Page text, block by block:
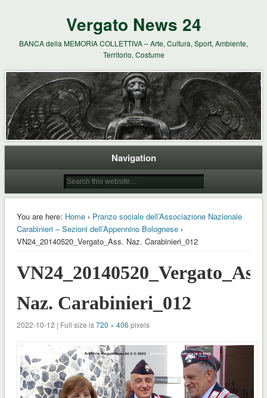
Vergato News 24
BANCA della MEMORIA COLLETTIVA – Arte, Cultura, Sport, Ambiente,
Territorio, Costume
Navigation
You are here: Home› Pranzo sociale dell’Associazione Nazionale
Carabinieri – Sezioni dell’Appennino Bolognese›
VN24_20140520_Vergato_Ass. Naz. Carabinieri_012
VN24_20140520_Vergato_Ass.
Naz. Carabinieri_012
2022-10-12 | Full size is720 × 406 pixels